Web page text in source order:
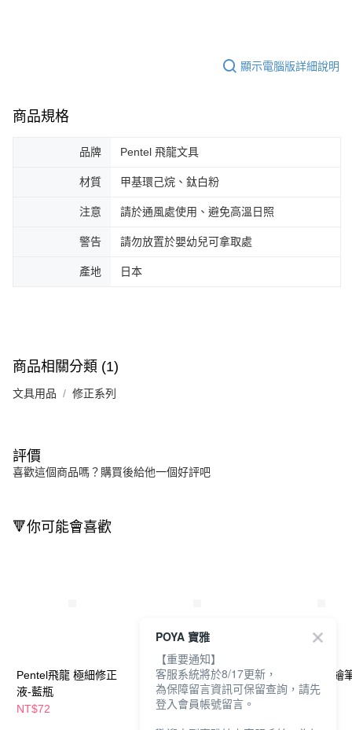
顯示電腦版詳細說明
商品規格
品牌 Pentel 飛龍文具
材質 甲基環己烷、鈦白粉
注意 請於通風處使用、避免高溫日照
警告 請勿放置於嬰幼兒可拿取處
產地 日本
商品相關分類 (1)
文具用品 修正系列
評價
喜歡這個商品嗎？購買後給他一個好評吧
🔻你可能會喜歡
Pentel飛龍 極細修正
液-藍瓶
NT$72
Pentel飛龍 彩色鉛筆
24色
NT$120
Pentel飛龍 柔繪
色-柔色系
POYA 寶雅
【重要通知】
客服系統將於8/17更新，
為保障留言資訊可保留查詢，請先
登入會員帳號留言。